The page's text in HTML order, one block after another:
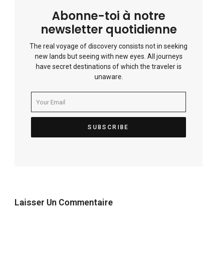
Abonne-toi à notre
newsletter quotidienne
The real voyage of discovery consists not in seeking
new lands but seeing with new eyes. All journeys
have secret destinations of which the traveler is
unaware.
Laisser Un Commentaire